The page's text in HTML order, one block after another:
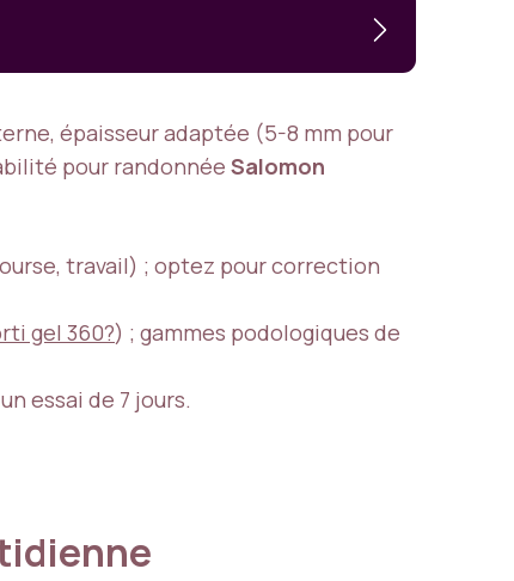
épaisseur adaptée (5-8 mm pour
pour randonnée Salomon
travail) ; optez pour correction
gel 360?) ; gammes podologiques de
essai de 7 jours.